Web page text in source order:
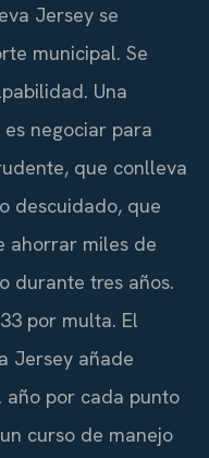
Jersey se
municipal. Se
Una
negociar para
que conlleva
descuidado, que
ahorrar miles de
durante tres años.
por multa. El
Jersey añade
año por cada punto
curso de manejo